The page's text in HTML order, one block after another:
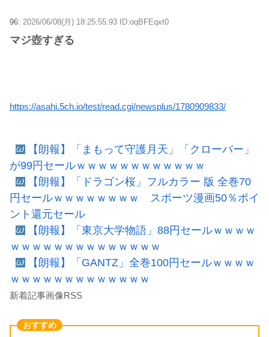
96: 2026/06/08(月) 18:25:55.93 ID:oqBFEqxt0
マジ壺すぎる
https://asahi.5ch.io/test/read.cgi/newsplus/1780909833/
【朗報】「まもって守護月天」「クローバー」
が99円セールｗｗｗｗｗｗｗｗｗｗｗｗ
【朗報】「ドラゴン桜」フルカラー 版 全巻70
円セールｗｗｗｗｗｗｗｗ スポーツ漫画50％ポイ
ント還元セール
【朗報】「東京大学物語」88円セールｗｗｗｗ
ｗｗｗｗｗｗｗｗｗｗｗｗｗｗ
【朗報】「GANTZ」全巻100円セールｗｗｗｗ
ｗｗｗｗｗｗｗｗｗｗｗｗｗ
新着記事画像RSS